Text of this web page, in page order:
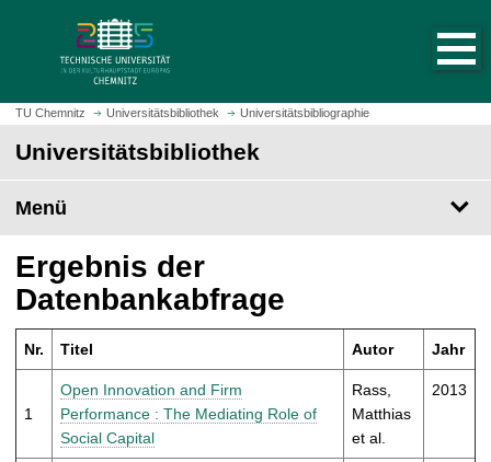
z
m
t
e
i
t
u
f
u
f
n
TU Chemnitz Universitätsbibliothek Universitätsbibliographie
Universitätsbibliothek
Menü
Ergebnis der
Datenbankabfrage
Nr. Titel Autor Jahr
1
Open Innovation and Firm
Performance : The Mediating Role of
Social Capital
Rass,
Matthias
et al.
2013